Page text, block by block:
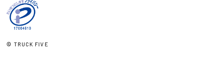
© TRUCK FIVE